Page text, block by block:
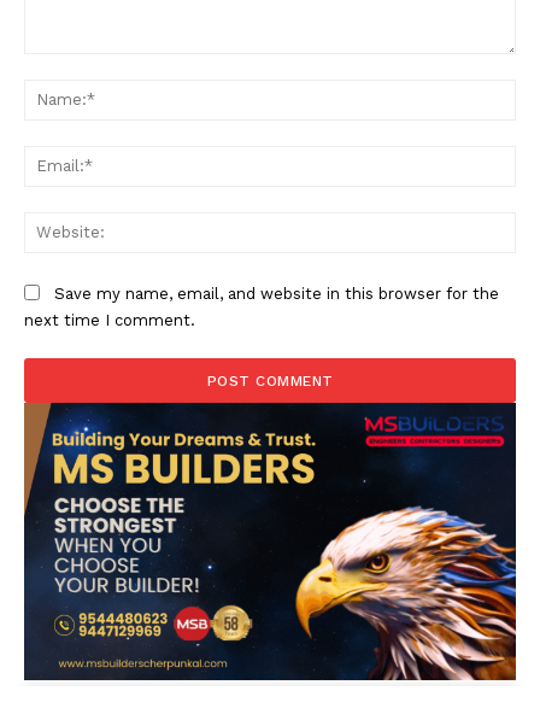
Save my name, email, and website in this browser for the
next time I comment.